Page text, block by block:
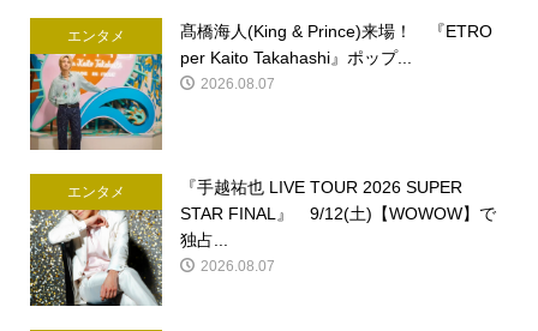
エンタメ
髙橋海人(King & Prince)来場！ 『ETRO
per Kaito Takahashi』ポップ...
2026.08.07
エンタメ
『手越祐也 LIVE TOUR 2026 SUPER
STAR FINAL』 9/12(土)【WOWOW】で
独占...
2026.08.07